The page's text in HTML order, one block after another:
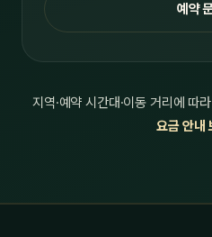
예약
지역·예약 시간대·이동 거리에 따
요금 안내